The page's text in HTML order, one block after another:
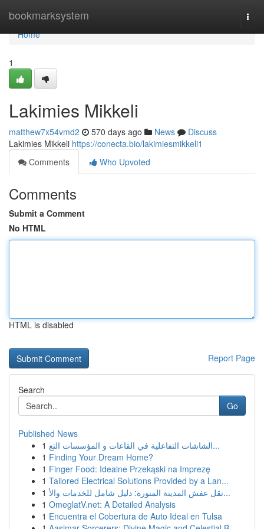
bookmarksystem
Home
Home
1
Lakimies Mikkeli
matthew7x54vmd2 570 days ago News
Discuss
Lakimies Mikkeli https://conecta.bio/lakimiesmikkeli1
Comments
Who Upvoted
Comments
Submit a Comment
No HTML
HTML is disabled
Report Page
Search
Go
Published News
1
الشاشات التفاعلية في القاعات و المؤسسات التع...
1 Finding Your Dream Home?
1 Finger Food: Idealne Przekąski na Imprezę
1 Tailored Electrical Solutions Provided by a Lan...
1
نقل عفش المدينة المنورة: دليل شامل للخدمات والأ...
1 OmeglatV.net: A Detailed Analysis
1 Encuentra el Cobertura de Auto Ideal en Tulsa